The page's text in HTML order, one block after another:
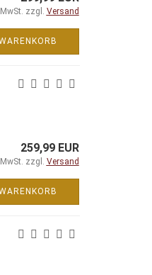
zzgl. Versand
259,99 EUR
zzgl. Versand